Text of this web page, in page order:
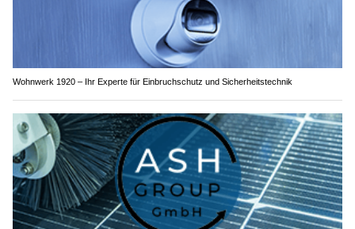
Wohnwerk 1920 – Ihr Experte für Einbruchschutz und Sicherheitstechnik